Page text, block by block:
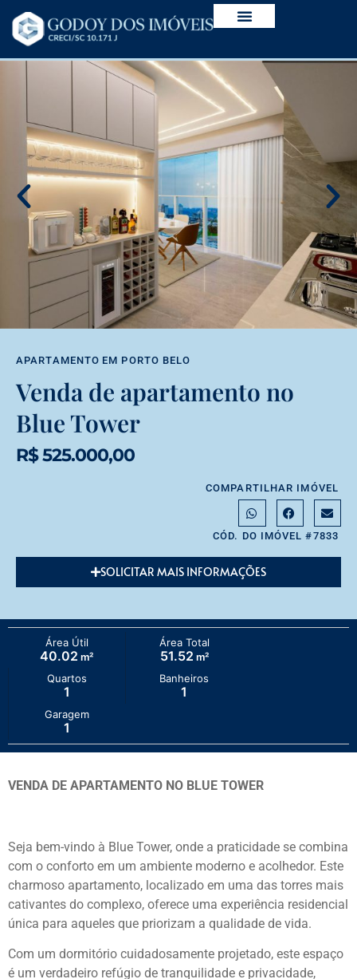
APARTAMENTO EM PORTO BELO
Venda de apartamento no
Blue Tower
R$ 525.000,00
COMPARTILHAR IMÓVEL
CÓD. DO IMÓVEL #7833
SOLICITAR MAIS INFORMAÇÕES
Área Útil
40.02 m²
Área Total
51.52 m²
Quartos
1
Banheiros
1
Garagem
1
VENDA DE APARTAMENTO NO BLUE TOWER
Seja bem-vindo à Blue Tower, onde a praticidade se combina
com o conforto em um ambiente moderno e acolhedor. Este
charmoso apartamento, localizado em uma das torres mais
cativantes do complexo, oferece uma experiência residencial
única para aqueles que priorizam a qualidade de vida.
Com um dormitório cuidadosamente projetado, este espaço
é um verdadeiro refúgio de tranquilidade e privacidade,